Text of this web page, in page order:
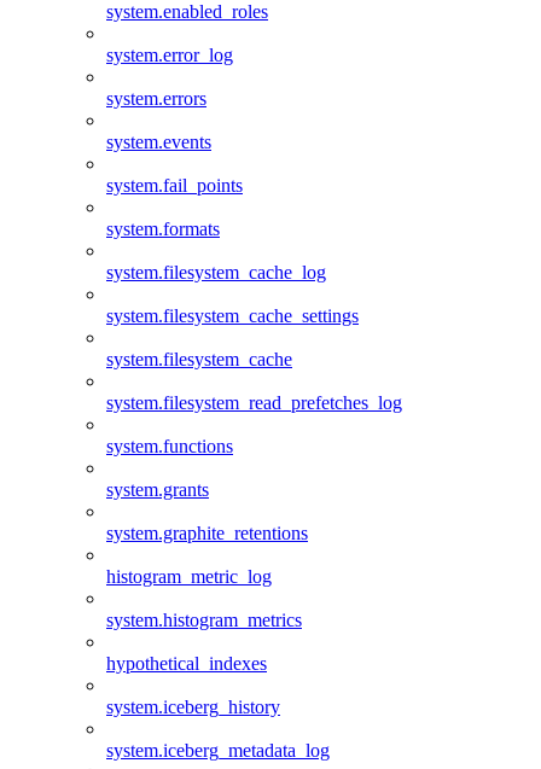
system.enabled_roles
system.error_log
system.errors
system.events
system.fail_points
system.formats
system.filesystem_cache_log
system.filesystem_cache_settings
system.filesystem_cache
system.filesystem_read_prefetches_log
system.functions
system.grants
system.graphite_retentions
histogram_metric_log
system.histogram_metrics
hypothetical_indexes
system.iceberg_history
system.iceberg_metadata_log